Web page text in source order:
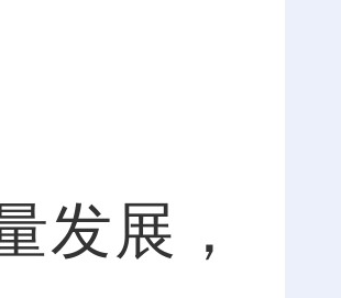
展，